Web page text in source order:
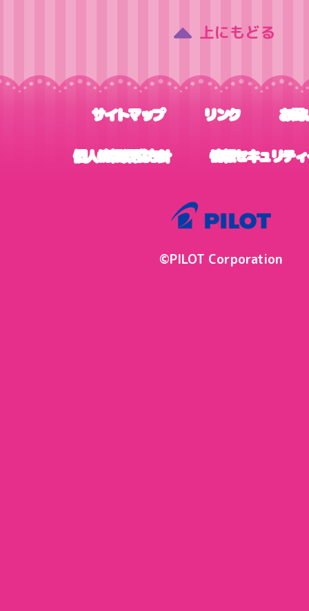
上にもどる
サイトマップ リンク お問
個人情報保護方針 情報セキュリテ
©PILOT Corporation